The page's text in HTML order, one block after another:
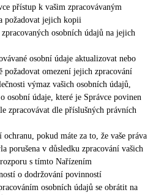
přístup k vašim zpracovávaným
požadovat jejich kopii
osobních údajů na jejich
osobní údaje aktualizovat nebo
požadovat omezení jejich zpracování
výmaz vašich osobních údajů,
osobní údaje, které je Správce povinen
zpracovávat dle příslušných právních
ochranu, pokud máte za to, že vaše práva
porušena v důsledku zpracování vašich
s tímto Nařízením
o dodržování povinností
osobních údajů se obrátit na